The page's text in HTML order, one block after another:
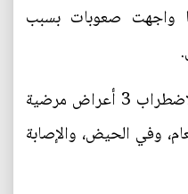
واجهت صعوبات بسبب
وتشمل أعراض الإصابة بهذا الاضطراب 3 أعراض مرضية
وفي الحيض، والإصابة